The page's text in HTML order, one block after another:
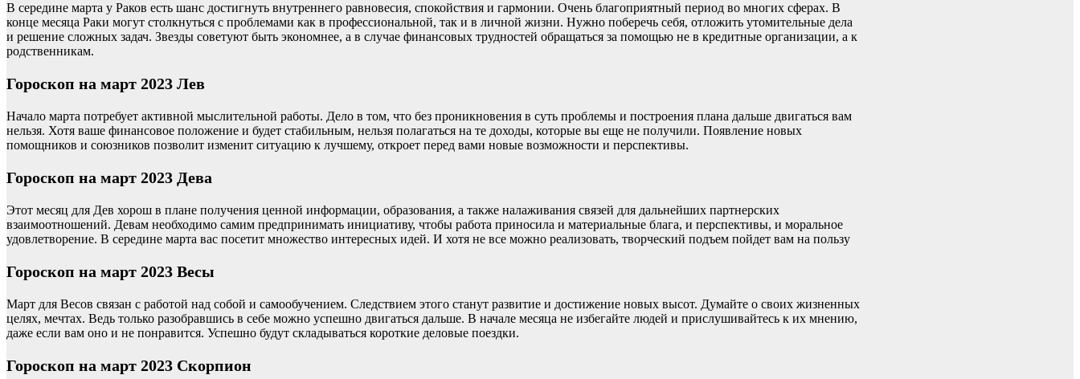
В середине марта у Раков есть шанс достигнуть внутреннего равновесия, спокойствия и гармонии. Очень благоприятный период во многих сферах. В
конце месяца Раки могут столкнуться с проблемами как в профессиональной, так и в личной жизни. Нужно поберечь себя, отложить утомительные дела
и решение сложных задач. Звезды советуют быть экономнее, а в случае финансовых трудностей обращаться за помощью не в кредитные организации, а к
родственникам.
Гороскоп на март 2023 Лев
Начало марта потребует активной мыслительной работы. Дело в том, что без проникновения в суть проблемы и построения плана дальше двигаться вам
нельзя. Хотя ваше финансовое положение и будет стабильным, нельзя полагаться на те доходы, которые вы еще не получили. Появление новых
помощников и союзников позволит изменит ситуацию к лучшему, откроет перед вами новые возможности и перспективы.
Гороскоп на март 2023 Дева
Этот месяц для Дев хорош в плане получения ценной информации, образования, а также налаживания связей для дальнейших партнерских
взаимоотношений. Девам необходимо самим предпринимать инициативу, чтобы работа приносила и материальные блага, и перспективы, и моральное
удовлетворение. В середине марта вас посетит множество интересных идей. И хотя не все можно реализовать, творческий подъем пойдет вам на пользу
Гороскоп на март 2023 Весы
Март для Весов связан с работой над собой и самообучением. Следствием этого станут развитие и достижение новых высот. Думайте о своих жизненных
целях, мечтах. Ведь только разобравшись в себе можно успешно двигаться дальше. В начале месяца не избегайте людей и прислушивайтесь к их мнению,
даже если вам оно и не понравится. Успешно будут складываться короткие деловые поездки.
Гороскоп на март 2023 Скорпион